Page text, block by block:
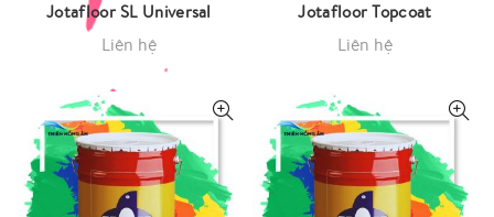
Jotafloor SL Universal
Liên hệ
Jotafloor Topcoat
Liên hệ